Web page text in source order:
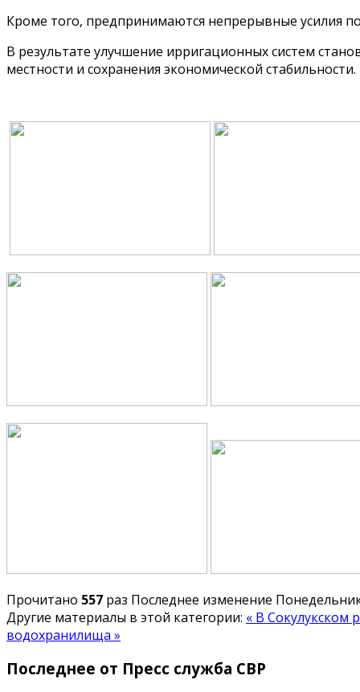
Кроме того, предпринимаются непрерывные усилия
В результате улучшение ирригационных систем
местности и сохранения экономической стабильности.
Прочитано 557 раз Последнее изменение
Другие материалы в этой категории: « В Сокулукском
водохранилища »
Последнее от Пресс служба СВР